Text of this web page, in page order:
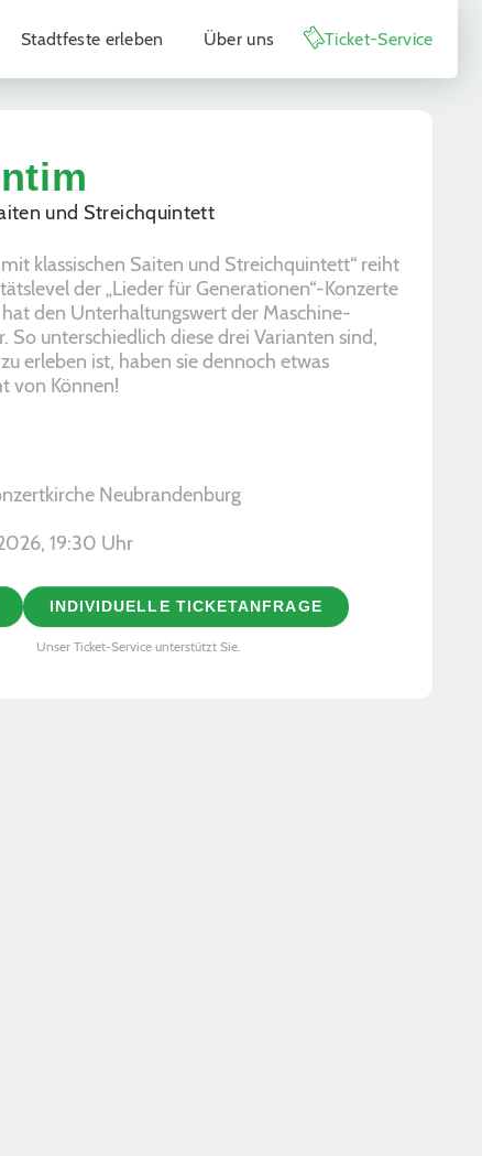
Stadtfeste erleben Über uns Ticket-Service
und Streichquintett
klassischen Saiten und Streichquintett“ reiht
der „Lieder für Generationen“-Konzerte
den Unterhaltungswert der Maschine-
So unterschiedlich diese drei Varianten sind,
erleben ist, haben sie dennoch etwas
von Können!
Neubrandenburg
­19:30 Uhr
INDIVIDUELLE TICKETANFRAGE
Unser Ticket-Service unterstützt Sie.